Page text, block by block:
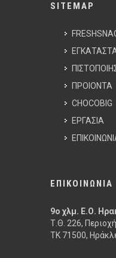
SITEMAP
ΠΡΟΙΟΝΤΑ
CHOCOBIG
ΕΡΓΑΣΙΑ
ΕΠΙΚΟΙΝΩΝΙΑ
9ο χλμ. Ε.Ο.
Τ.Θ. 226,
ΤΚ 71500,